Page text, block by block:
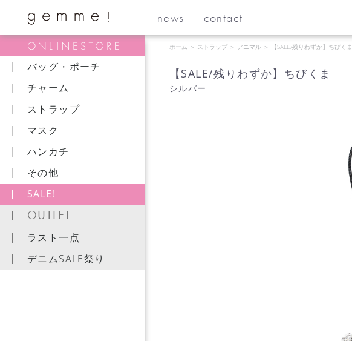
news contact
バッグ・ポーチ
チャーム
ストラップ
マスク
ハンカチ
その他
SALE!
OUTLET
ラスト一点
デニムSALE祭り
ホーム ＞ ストラップ ＞ アニマル ＞ 【SALE/残りわずか】ちびくま
【SALE/残りわずか】ちびくま
シルバー